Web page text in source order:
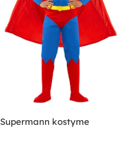
Supermann kostyme